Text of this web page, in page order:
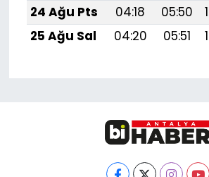
24 Ağu Pts
04:18 05:50
25 Ağu Sal
04:20 05:51